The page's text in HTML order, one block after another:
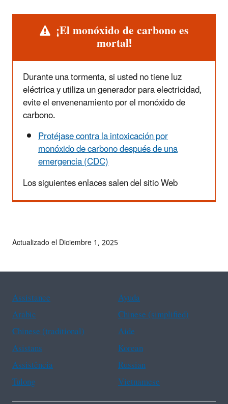
Alerta ¡El monóxido de carbono es
mortal!
Durante una tormenta, si usted no tiene luz
eléctrica y utiliza un generador para electricidad,
evite el envenenamiento por el monóxido de
carbono.
Protéjase contra la intoxicación por
monóxido de carbono después de una
emergencia (CDC)
Los siguientes enlaces salen del sitio Web
Actualizado el Diciembre 1, 2025
Assistance
Ayuda
Arabic
Chinese (simplified)
Chinese (traditional)
Aide
Asistans
Korean
Assistência
Russian
Tulong
Vietnamese